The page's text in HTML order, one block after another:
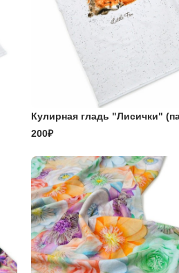
Кулирная гладь "Лисички"
200₽